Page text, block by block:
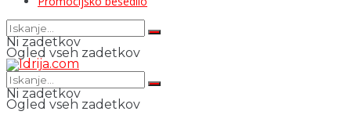
Ni zadetkov
Ogled vseh zadetkov
Ni zadetkov
Ogled vseh zadetkov